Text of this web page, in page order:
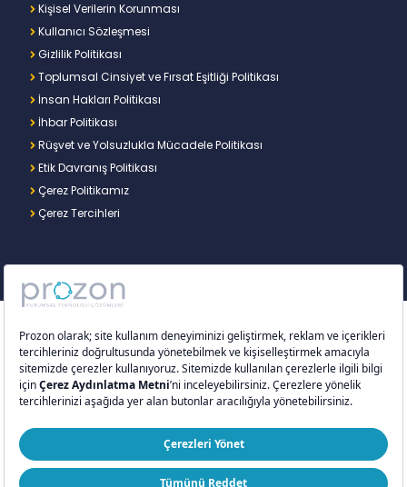
Kişisel Verilerin Korunması
Kullanıcı Sözleşmesi
Gizlilik Politikası
Toplumsal Cinsiyet ve Fırsat Eşitliği Politikası
İnsan Hakları Politikası
İhbar Politikası
Rüşvet ve Yolsuzlukla Mücadele Politikası
Etik Davranış Politikası
Çerez Politikamız
Çerez Tercihleri
Copyright © 2026 – Prozon. Prozon markası ve
Prozon Kurumsal Teknoloji Çözümleri Anonim
Şirketi,Proventus Danışmanlık Limited Şirketi’nin
tescilli markası ve teknoloji şirketidir.